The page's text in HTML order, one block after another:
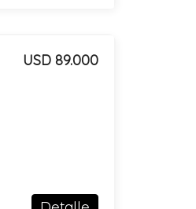
USD 89.000